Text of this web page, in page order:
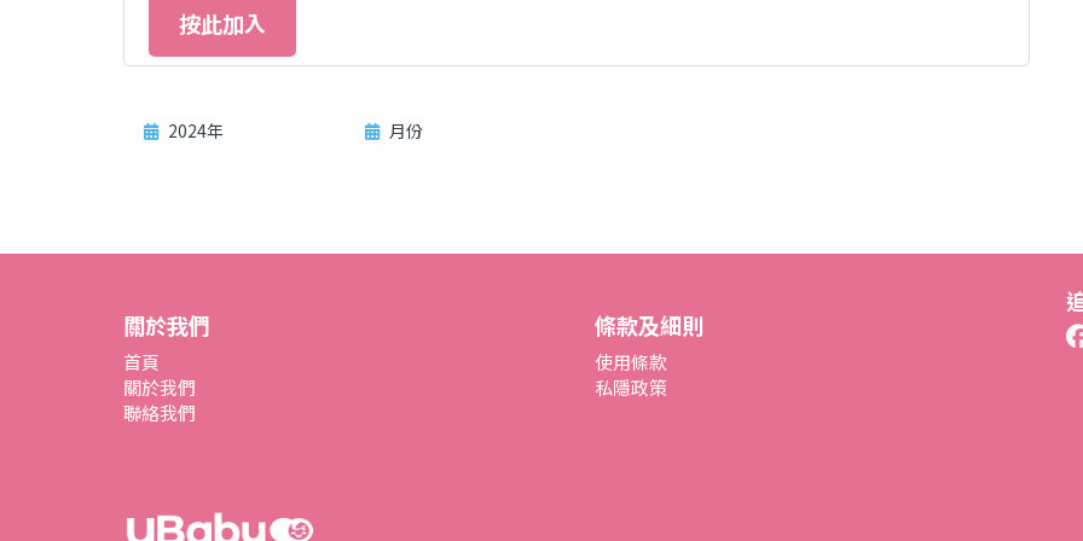
按此加入
2024年 月份
關於我們
首頁
關於我們
聯絡我們
條款及細則
使用條款
私隱政策